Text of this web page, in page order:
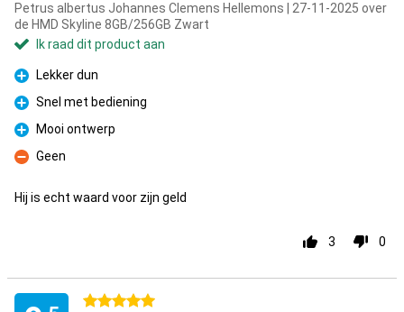
Petrus albertus Johannes Clemens Hellemons | 27-11-2025 over
de HMD Skyline 8GB/256GB Zwart
Ik raad dit product aan
Pluspunt
Lekker dun
Pluspunt
Snel met bediening
Pluspunt
Mooi ontwerp
Minpunt
Geen
Hij is echt waard voor zijn geld
3 0
5 sterren